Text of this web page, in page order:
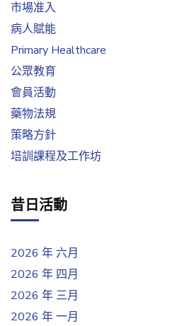
市場准入
病人賦能
Primary Healthcare
公眾教育
會員活動
藥物法規
策略方針
培訓課程及工作坊
昔日活動
2026 年 六月
2026 年 四月
2026 年 三月
2026 年 一月